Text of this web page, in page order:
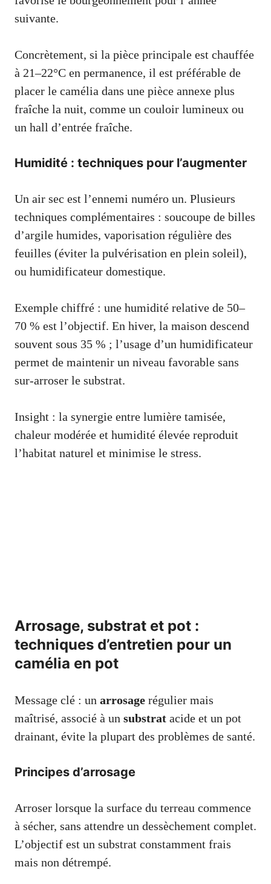
suivante.
Concrètement, si la pièce principale est chauffée
à 21–22°C en permanence, il est préférable de
placer le camélia dans une pièce annexe plus
fraîche la nuit, comme un couloir lumineux ou
un hall d’entrée fraîche.
Humidité : techniques pour l’augmenter
Un air sec est l’ennemi numéro un. Plusieurs
techniques complémentaires : soucoupe de billes
d’argile humides, vaporisation régulière des
feuilles (éviter la pulvérisation en plein soleil),
ou humidificateur domestique.
Exemple chiffré : une humidité relative de 50–
70 % est l’objectif. En hiver, la maison descend
souvent sous 35 % ; l’usage d’un humidificateur
permet de maintenir un niveau favorable sans
sur-arroser le substrat.
Insight : la synergie entre lumière tamisée,
chaleur modérée et humidité élevée reproduit
l’habitat naturel et minimise le stress.
Arrosage, substrat et pot :
techniques d’entretien pour un
camélia en pot
Message clé : un arrosage régulier mais
maîtrisé, associé à un substrat acide et un pot
drainant, évite la plupart des problèmes de santé.
Principes d’arrosage
Arroser lorsque la surface du terreau commence
à sécher, sans attendre un dessèchement complet.
L’objectif est un substrat constamment frais
mais non détrempé.